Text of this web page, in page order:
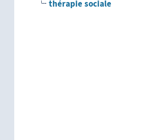
thérapie sociale